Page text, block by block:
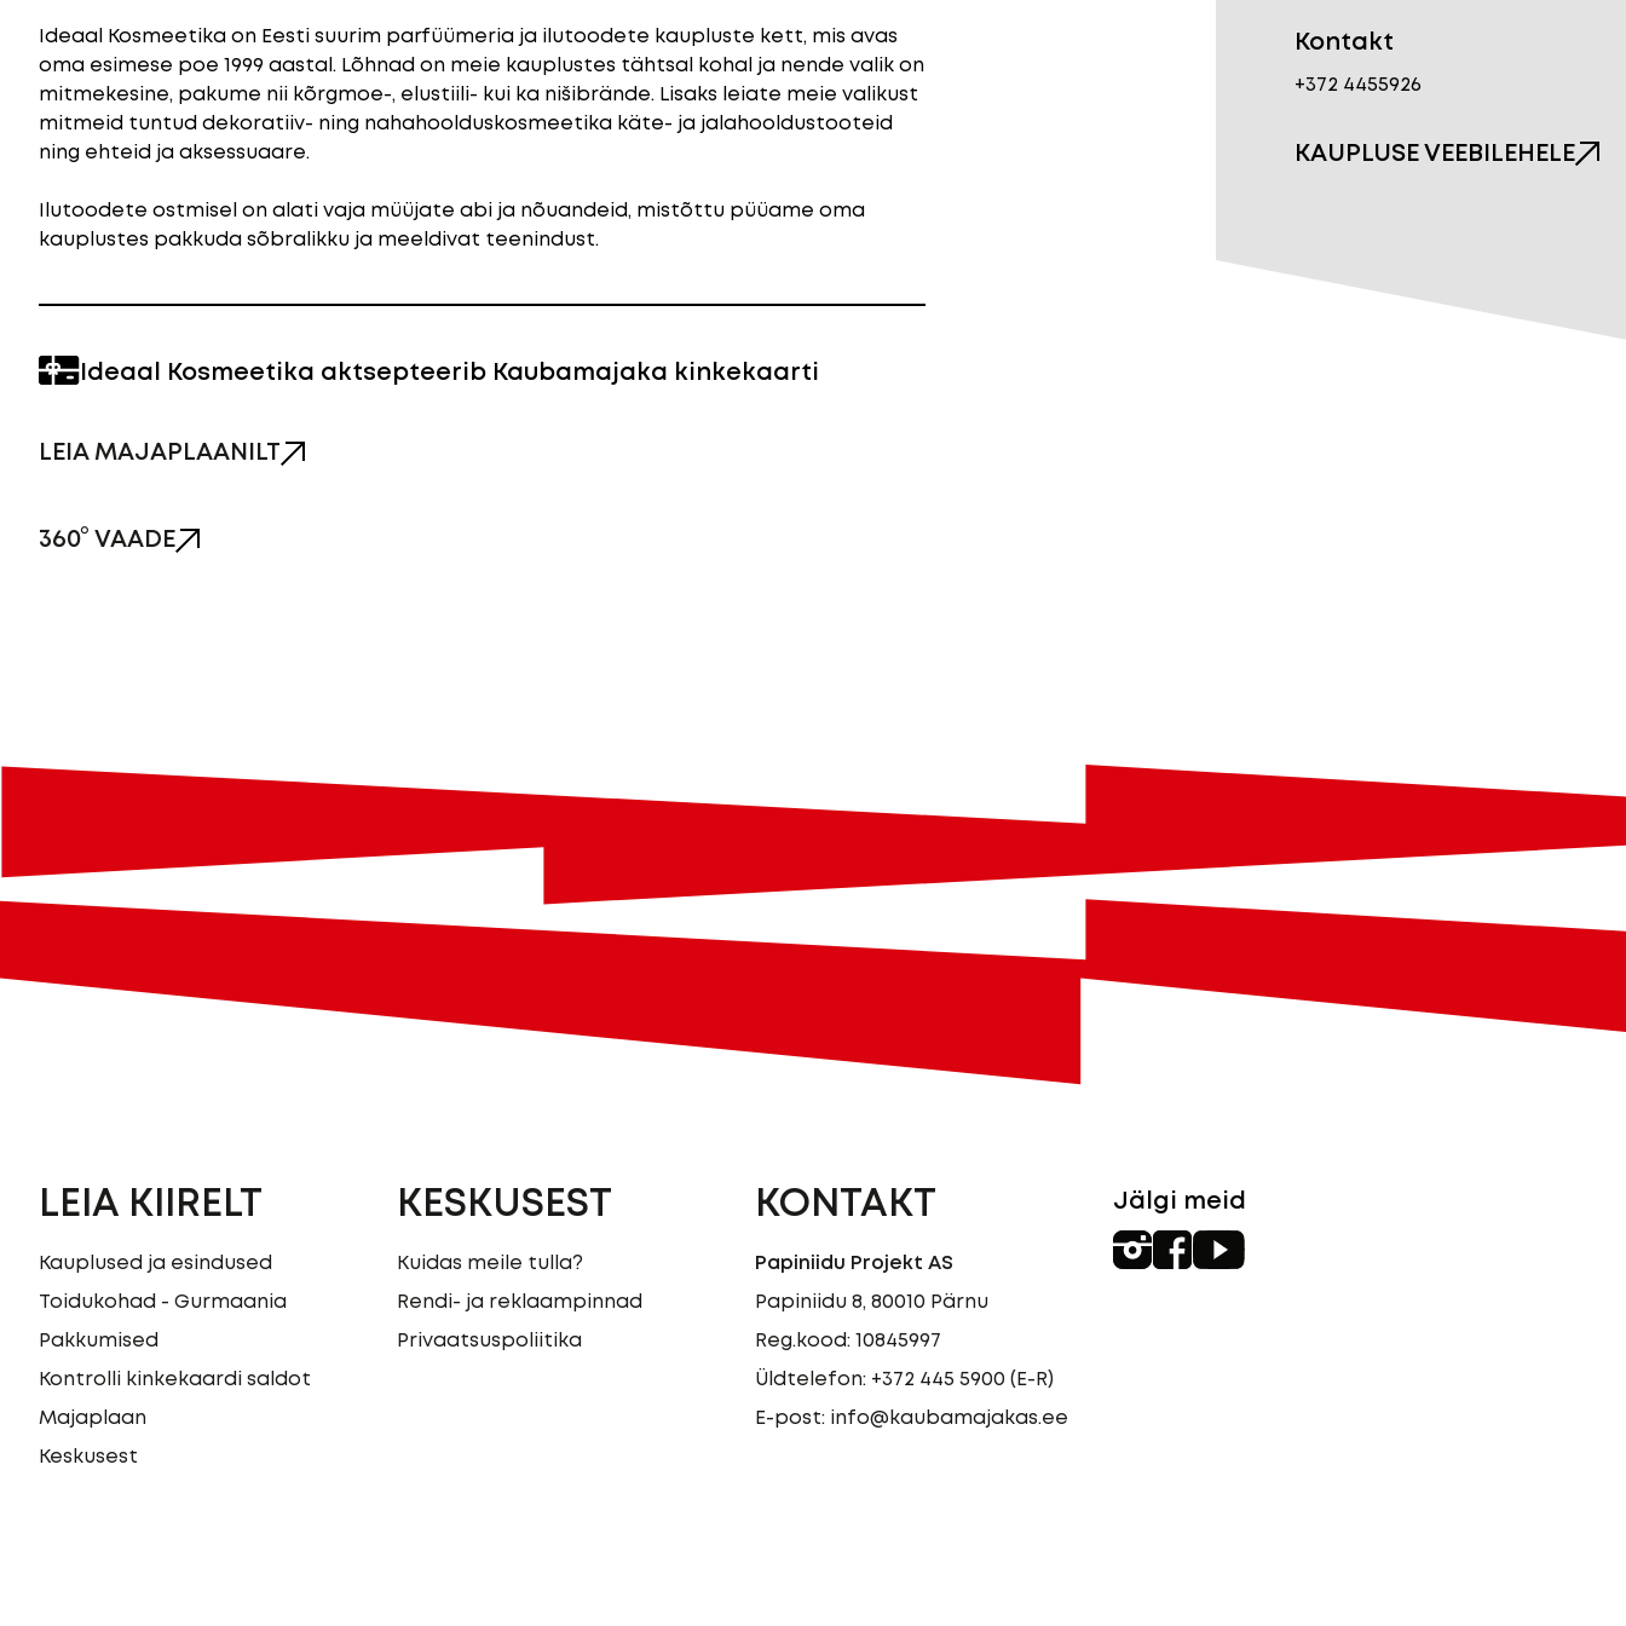
Ideaal Kosmeetika on Eesti suurim parfüümeria ja ilutoodete kaupluste kett, mis avas
oma esimese poe 1999 aastal. Lõhnad on meie kauplustes tähtsal kohal ja nende valik on
mitmekesine, pakume nii kõrgmoe-, elustiili- kui ka nišibrände. Lisaks leiate meie valikust
mitmeid tuntud dekoratiiv- ning nahahoolduskosmeetika käte- ja jalahooldustooteid
ning ehteid ja aksessuaare.
Ilutoodete ostmisel on alati vaja müüjate abi ja nõuandeid, mistõttu püüame oma
kauplustes pakkuda sõbralikku ja meeldivat teenindust.
Ideaal Kosmeetika aktsepteerib Kaubamajaka kinkekaarti
LEIA MAJAPLAANILT
360° VAADE
Kontakt
+372 4455926
KAUPLUSE VEEBILEHELE
LEIA KIIRELT
Kauplused ja esindused
Toidukohad - Gurmaania
Pakkumised
Kontrolli kinkekaardi saldot
Majaplaan
Keskusest
KESKUSEST
Kuidas meile tulla?
Rendi- ja reklaampinnad
Privaatsuspoliitika
KONTAKT
Papiniidu Projekt AS
Papiniidu 8, 80010 Pärnu
Reg.kood: 10845997
Üldtelefon: +372 445 5900 (E-R)
E-post: info@kaubamajakas.ee
Jälgi meid